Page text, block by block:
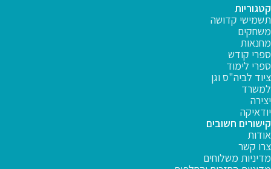
קטגוריות
תשמישי קדושה
משחקים
מחנאות
ספרי קודש
ספרי לימוד
ציוד לביה"ס וגן
למשרד
יצירה
יודאיקה
קישורים חשובים
אודות
צרו קשר
מדיניות משלוחים